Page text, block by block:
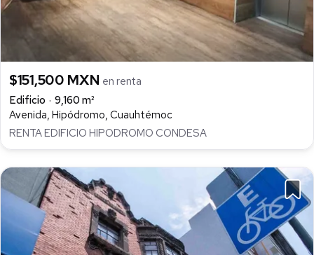
$151,500 MXN en renta
Edificio
9,160 m²
Avenida, Hipódromo, Cuauhtémoc
RENTA EDIFICIO HIPODROMO CONDESA